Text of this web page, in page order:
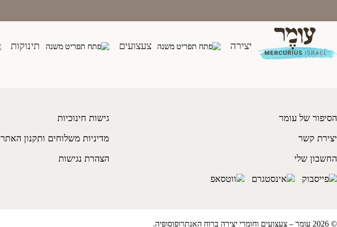
content
יצירה צעצועים תינוקות
מידה 47
הסיפור של עומר
יצירת קשר
החשבון שלי
גישות חינוכיות
מדיניות משלוחים ותקנון האתר
הצהרת נגישות
© 2026 עומר – צעצועים וחומרי יצירה ברוח האנתרופוסופיה.